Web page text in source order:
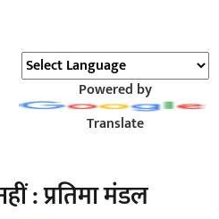
Powered by
Translate
: प्रतिमा मंडल